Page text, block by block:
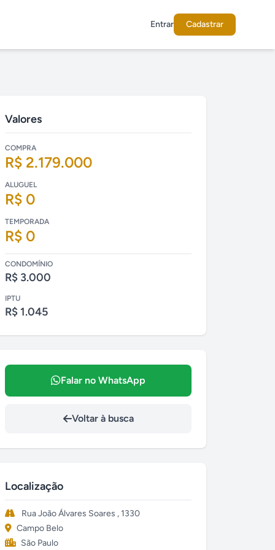
Entrar Cadastrar
Valores
COMPRA
R$ 2.179.000
ALUGUEL
R$ 0
TEMPORADA
R$ 0
CONDOMÍNIO
R$ 3.000
IPTU
R$ 1.045
Falar no WhatsApp
Voltar à busca
Localização
Rua João Álvares Soares , 1330
Campo Belo
São Paulo